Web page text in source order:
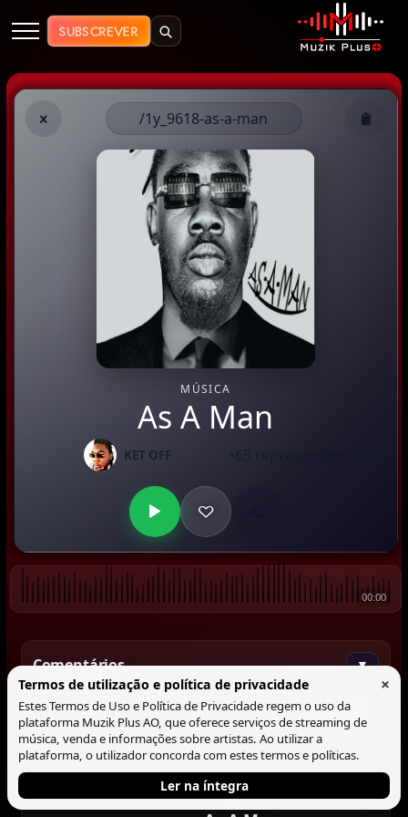
Muzik Plus AO - Streaming de
SUBSCREVER
/1y_9618-as-a-man
MÚSICA
As A Man
KET OFF
00:00
Comentários ▼
Comentar
Tocando agora
Termos de utilização e política de privacidade ×
Estes Termos de Uso e Política de Privacidade regem o uso da
plataforma Muzik Plus AO, que oferece serviços de streaming de
música, venda e informações sobre artistas. Ao utilizar a
plataforma, o utilizador concorda com estes termos e políticas.
Ler na íntegra